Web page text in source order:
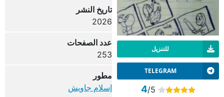
للتنزيل
TELEGRAM
4/5
تاريخ النشر
2026
عدد الصفحات
253
مطور
إسلام جاويش